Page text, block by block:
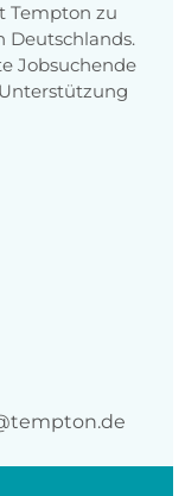
Tempton zu
Deutschlands.
Jobsuchende